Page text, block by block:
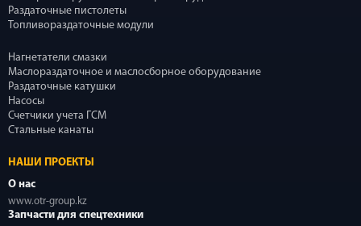
Раздаточные пистолеты
Топливораздаточные модули
Нагнетатели смазки
Маслораздаточное и маслосборное оборудование
Раздаточные катушки
Насосы
Счетчики учета ГСМ
Стальные канаты
НАШИ ПРОЕКТЫ
О нас
www.otr-group.kz
Запчасти для спецтехники